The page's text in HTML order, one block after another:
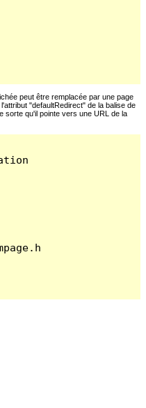
peut être remplacée par une page
"defaultRedirect" de la balise de
sorte qu'il pointe vers une URL de la